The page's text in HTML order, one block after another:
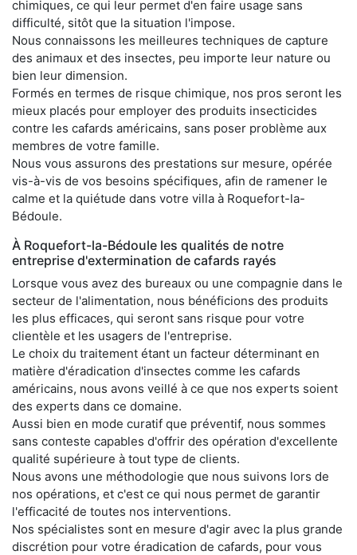
chimiques, ce qui leur permet d'en faire usage sans
difficulté, sitôt que la situation l'impose.
Nous connaissons les meilleures techniques de capture
des animaux et des insectes, peu importe leur nature ou
bien leur dimension.
Formés en termes de risque chimique, nos pros seront les
mieux placés pour employer des produits insecticides
contre les cafards américains, sans poser problème aux
membres de votre famille.
Nous vous assurons des prestations sur mesure, opérée
vis-à-vis de vos besoins spécifiques, afin de ramener le
calme et la quiétude dans votre villa à Roquefort-la-
Bédoule.
À Roquefort-la-Bédoule les qualités de notre
entreprise d'extermination de cafards rayés
Lorsque vous avez des bureaux ou une compagnie dans le
secteur de l'alimentation, nous bénéficions des produits
les plus efficaces, qui seront sans risque pour votre
clientèle et les usagers de l'entreprise.
Le choix du traitement étant un facteur déterminant en
matière d'éradication d'insectes comme les cafards
américains, nous avons veillé à ce que nos experts soient
des experts dans ce domaine.
Aussi bien en mode curatif que préventif, nous sommes
sans conteste capables d'offrir des opération d'excellente
qualité supérieure à tout type de clients.
Nous avons une méthodologie que nous suivons lors de
nos opérations, et c'est ce qui nous permet de garantir
l'efficacité de toutes nos interventions.
Nos spécialistes sont en mesure d'agir avec la plus grande
discrétion pour votre éradication de cafards, pour vous